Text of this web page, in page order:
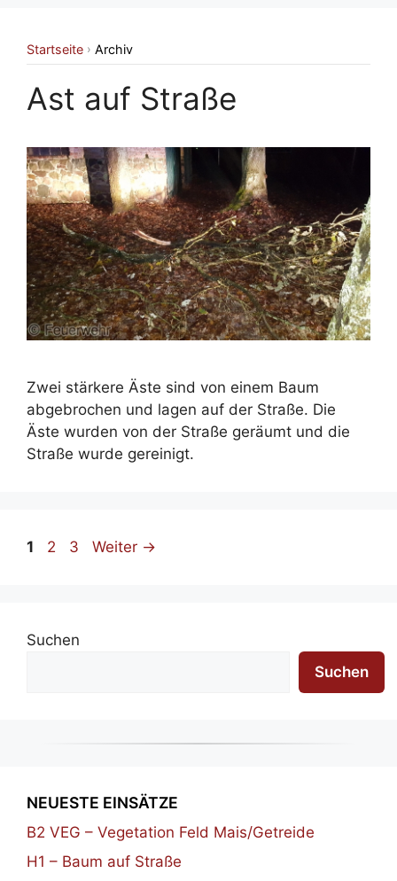
Startseite › Archiv
Ast auf Straße
Zwei stärkere Äste sind von einem Baum
abgebrochen und lagen auf der Straße. Die
Äste wurden von der Straße geräumt und die
Straße wurde gereinigt.
Seite
1 Seite
2 Seite
3 Weiter →
Suchen
Suchen
NEUESTE EINSÄTZE
B2 VEG – Vegetation Feld Mais/Getreide
H1 – Baum auf Straße